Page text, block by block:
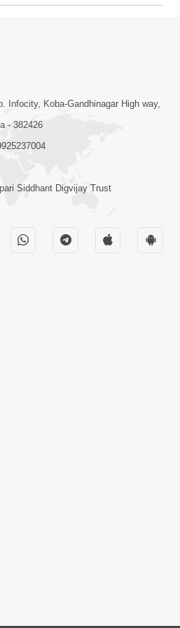
Infocity, Koba-Gandhinagar High way,
- 382426
Siddhant Digvijay Trust